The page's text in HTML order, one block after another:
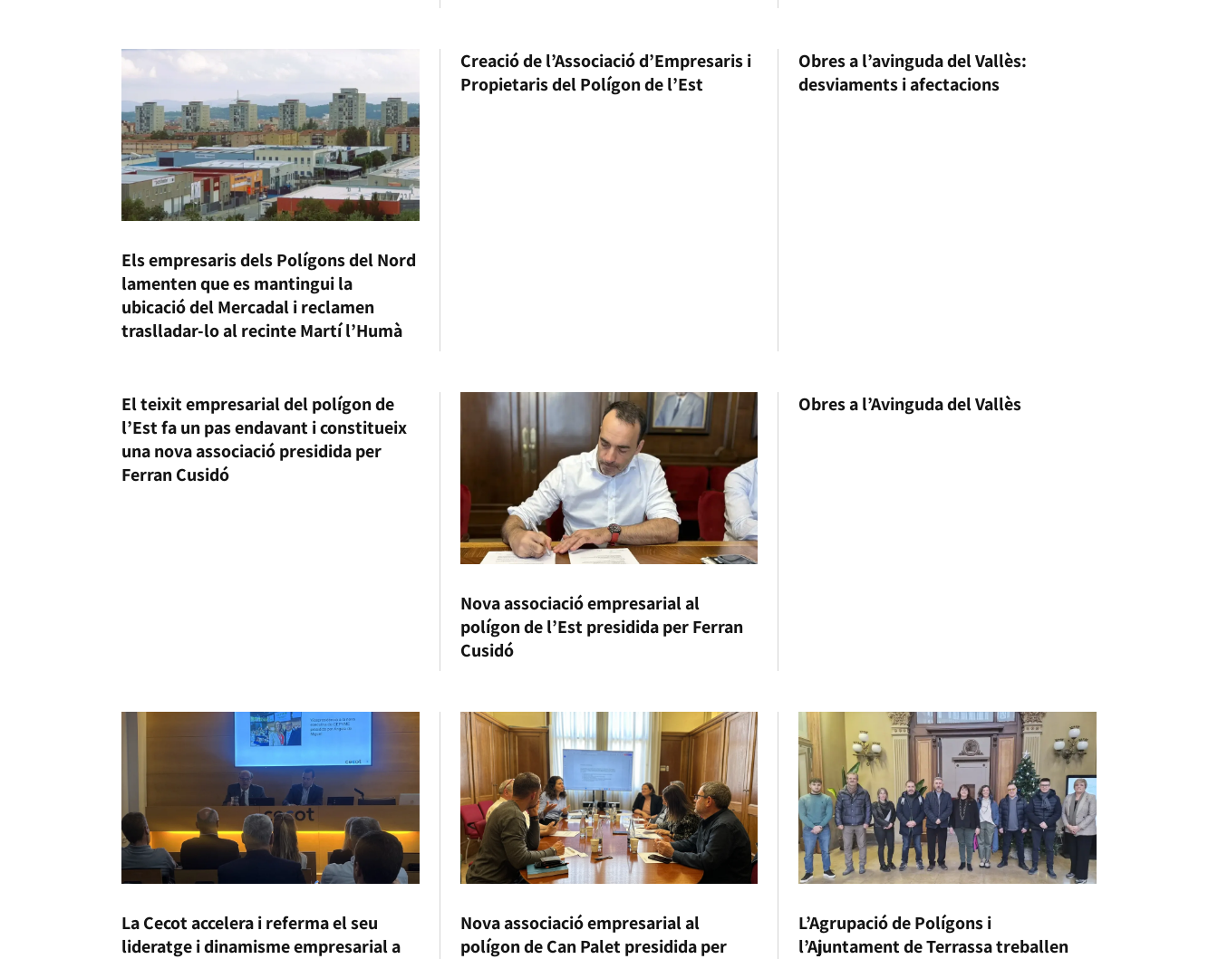
Els empresaris dels Polígons del Nord
lamenten que es mantingui la
ubicació del Mercadal i reclamen
traslladar-lo al recinte Martí l’Humà
Creació de l’Associació d’Empresaris i
Propietaris del Polígon de l’Est
Obres a l’avinguda del Vallès:
desviaments i afectacions
El teixit empresarial del polígon de
l’Est fa un pas endavant i constitueix
una nova associació presidida per
Ferran Cusidó
Nova associació empresarial al
polígon de l’Est presidida per Ferran
Cusidó
Obres a l’Avinguda del Vallès
La Cecot accelera i referma el seu
lideratge i dinamisme empresarial a
Nova associació empresarial al
polígon de Can Palet presidida per
L’Agrupació de Polígons i
l’Ajuntament de Terrassa treballen